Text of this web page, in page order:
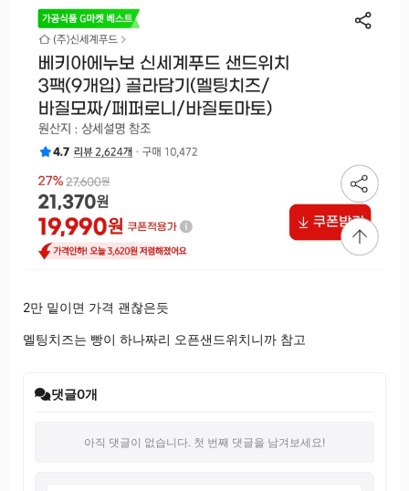
2만 밑이면 가격 괜찮은듯
멜팅치즈는 빵이 하나짜리 오픈샌드위치니까 참고
댓글0개
아직 댓글이 없습니다. 첫 번째 댓글을 남겨보세요!